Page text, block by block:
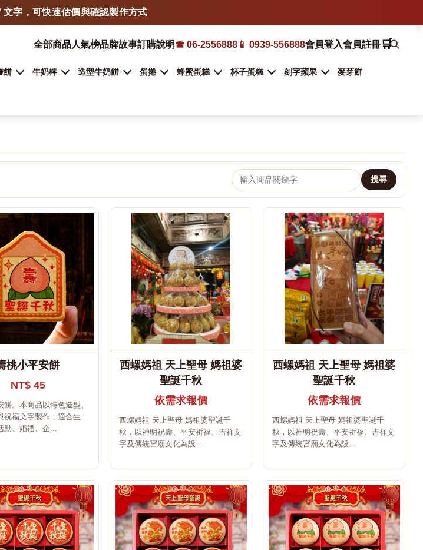
文字，可快速估價與確認製作方式
超商取貨，依商品類型安排
全部商品人氣榜品牌故事訂購說明☎ 06-2556888 📱 0939-556888會員登入會員註冊🛒
餅 牛奶棒 造型牛奶餅 蛋捲 蜂蜜蛋糕 杯子蛋糕 刻字蘋果 麥芽餅
桃小平安餅
NT$ 45
餅。本商品以特色造型、
祝福文字製作，適合生
動、婚禮、企...
西螺媽祖 天上聖母 媽祖婆
聖誕千秋
依需求報價
西螺媽祖 天上聖母 媽祖婆聖誕千
秋，以神明祝壽、平安祈福、吉祥文
字及傳統宮廟文化為設...
西螺媽祖 天上聖母 媽祖婆
聖誕千秋
依需求報價
西螺媽祖 天上聖母 媽祖婆聖誕千
秋，以神明祝壽、平安祈福、吉祥文
字及傳統宮廟文化為設...